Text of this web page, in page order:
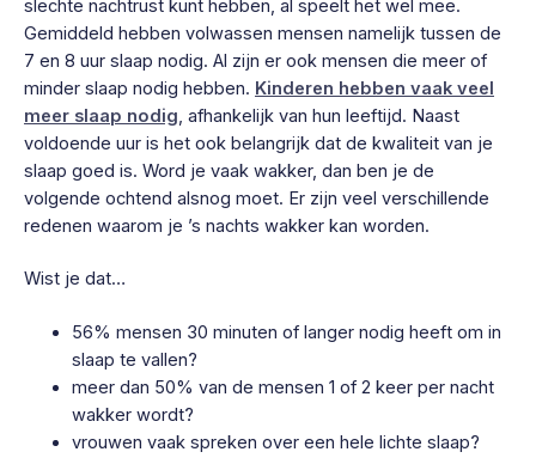
slechte nachtrust kunt hebben, al speelt het wel mee.
Gemiddeld hebben volwassen mensen namelijk tussen de
7 en 8 uur slaap nodig. Al zijn er ook mensen die meer of
minder slaap nodig hebben. Kinderen hebben vaak veel
meer slaap nodig , afhankelijk van hun leeftijd. Naast
voldoende uur is het ook belangrijk dat de kwaliteit van je
slaap goed is. Word je vaak wakker, dan ben je de
volgende ochtend alsnog moet. Er zijn veel verschillende
redenen waarom je ’s nachts wakker kan worden.
Wist je dat…
56% mensen 30 minuten of langer nodig heeft om in
slaap te vallen?
meer dan 50% van de mensen 1 of 2 keer per nacht
wakker wordt?
vrouwen vaak spreken over een hele lichte slaap?